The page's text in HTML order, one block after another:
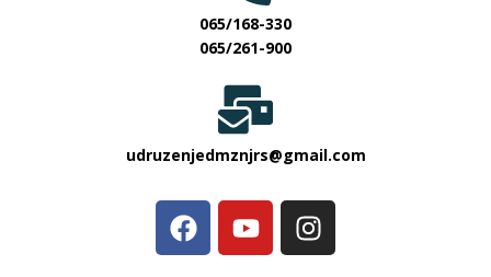
065/168-330
065/261-900
udruzenjedmznjrs@gmail.com